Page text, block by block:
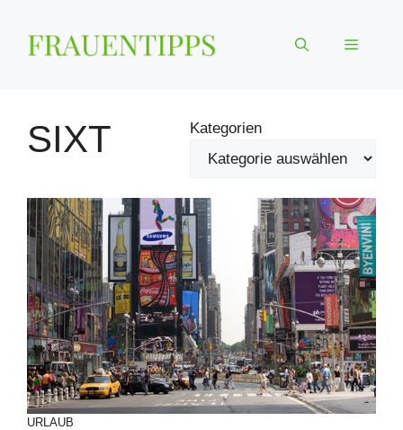
Inhalt
springen
Menü
SIXT Kategorien
URLAUB